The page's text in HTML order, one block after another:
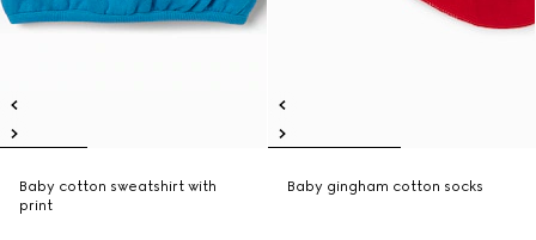
Baby cotton sweatshirt with
print
Baby gingham cotton socks